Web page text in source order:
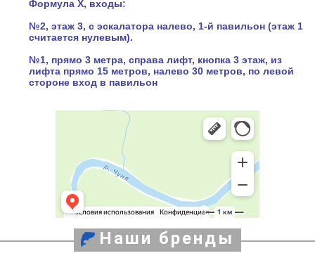
Формула X, входы:
№2, этаж 3, с эскалатора налево, 1-й павильон (этаж 1
считается нулевым).
№1, прямо 3 метра, справа лифт, кнопка 3 этаж, из
лифта прямо 15 метров, налево 30 метров, по левой
стороне вход в павильон
Наши бренды